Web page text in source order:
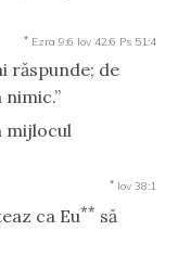
* Ezra 9:6 Iov 42:6 Ps 51:4
răspunde; de
mijlocul
* Iov 38:1
ca Eu** să